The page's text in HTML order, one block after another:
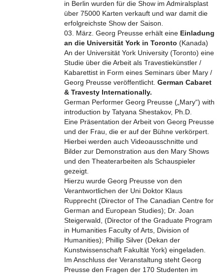
in Berlin wurden für die Show im Admiralsplast
über 75000 Karten verkauft und war damit die
erfolgreichste Show der Saison.
03. März. Georg Preusse erhält eine Einladung
an die Universität York in Toronto (Kanada)
An der Universität York University (Toronto) eine
Studie über die Arbeit als Travestiekünstler /
Kabarettist in Form eines Seminars über Mary /
Georg Preusse veröffentlicht. German Cabaret
& Travesty Internationally.
German Performer Georg Preusse („Mary“) with
introduction by Tatyana Shestakov, Ph.D.
Eine Präsentation der Arbeit von Georg Preusse
und der Frau, die er auf der Bühne verkörpert.
Hierbei werden auch Videoausschnitte und
Bilder zur Demonstration aus den Mary Shows
und den Theaterarbeiten als Schauspieler
gezeigt.
Hierzu wurde Georg Preusse von den
Verantwortlichen der Uni Doktor Klaus
Rupprecht (Director of The Canadian Centre for
German and European Studies); Dr. Joan
Steigerwald, (Director of the Graduate Program
in Humanities Faculty of Arts, Division of
Humanities); Phillip Silver (Dekan der
Kunstwissenschaft Fakultät York) eingeladen.
Im Anschluss der Veranstaltung steht Georg
Preusse den Fragen der 170 Studenten im